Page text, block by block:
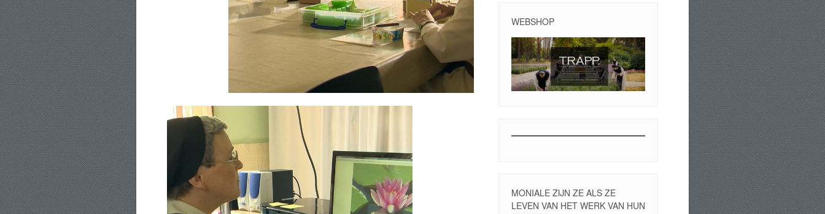
WEBSHOP
MONIALE ZIJN ZE ALS ZE
LEVEN VAN HET WERK VAN HUN